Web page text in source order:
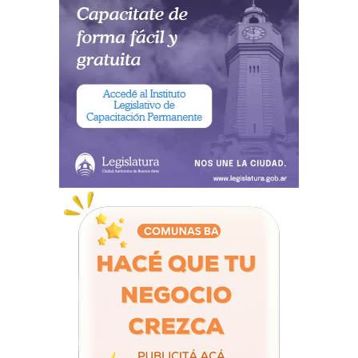
Uno de los paneles más destacados del
Congreso fue el que refirió al acceso a justicia
en igualdad de oportunidades. Allí, juez de
Cámara Sala IV del fuero Contencioso
Administrativo, Tributario y de Relaciones de
Consumo de la CABA, Lisandro Fastman,
remarcó lo “destacable del encuentro para
instalar esa temática tan relevante”.
En ese sentido, afirmó: “Como integrantes del
Poder Judicial me parece que lo menos que
podemos hacer es poner el cuerpo y la escucha y
reflexionar cuales son las problemáticas para pasar
de ser parte del problema para ser parte de posibles
soluciones”. El magistrado, a su vez, reconoció la
importancia de abordar esta “temática que es
transversal y que coexiste con el rol de cada uno de
los fueros del Poder Judicial de la Ciudad”.
crédito: POLICIA CIUDAD –